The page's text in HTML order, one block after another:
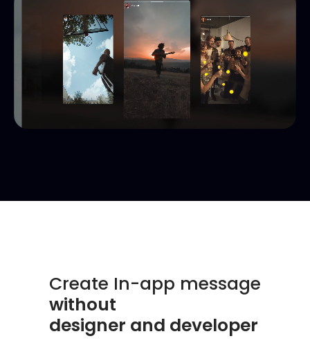
Create In-app message
without
designer and developer